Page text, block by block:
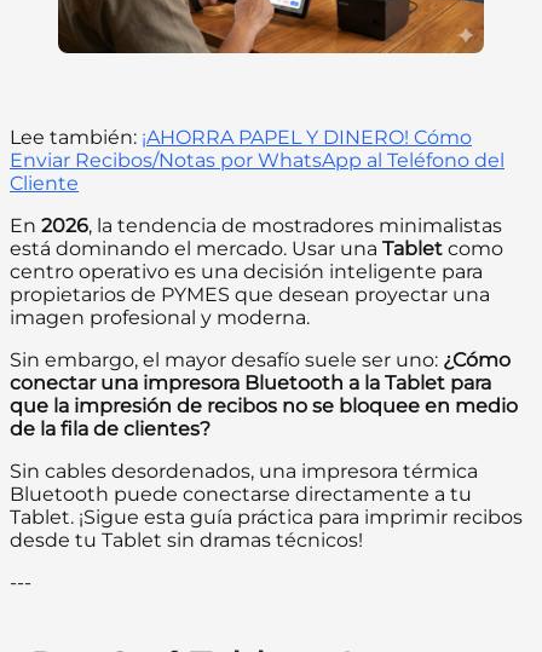
Lee también: ¡AHORRA PAPEL Y DINERO! Cómo
Enviar Recibos/Notas por WhatsApp al Teléfono del
Cliente
En 2026, la tendencia de mostradores minimalistas
está dominando el mercado. Usar una Tablet como
centro operativo es una decisión inteligente para
propietarios de PYMES que desean proyectar una
imagen profesional y moderna.
Sin embargo, el mayor desafío suele ser uno: ¿Cómo
conectar una impresora Bluetooth a la Tablet para
que la impresión de recibos no se bloquee en medio
de la fila de clientes?
Sin cables desordenados, una impresora térmica
Bluetooth puede conectarse directamente a tu
Tablet. ¡Sigue esta guía práctica para imprimir recibos
desde tu Tablet sin dramas técnicos!
---